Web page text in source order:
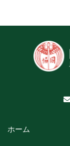
ホーム